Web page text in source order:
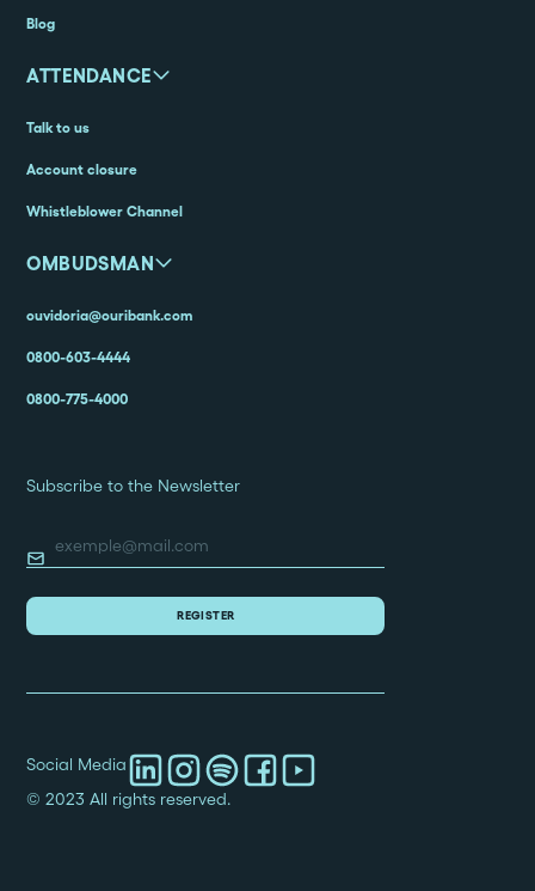
Blog
ATTENDANCE
Talk to us
Account closure
Whistleblower Channel
OMBUDSMAN
ouvidoria@ouribank.com
0800-603-4444
0800-775-4000
Subscribe to the Newsletter
© 2023 All rights reserved.
Social Media